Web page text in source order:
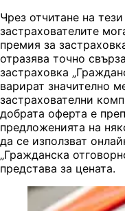
Чрез отчитане на
застрахователите
премия за
отразява точно
застраховка
варират значително
застрахователни
добрата оферта е
предложенията на
да се използват
„Гражданска
представа за цената.